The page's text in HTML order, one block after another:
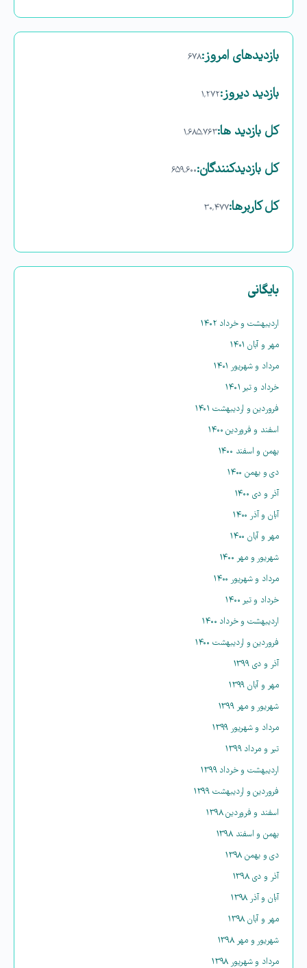
بازدیدهای امروز:۶۷۸
بازدید دیروز:۱,۲۷۲
کل بازدید ها:۱,۶۸۵,۷۶۳
کل بازدیدکنند‌گان:۶۵۹,۶۰۰
کل کاربرها:۳۰,۴۷۷
بایگانی
اردیبهشت و خرداد ۱۴۰۲
مهر و آبان ۱۴۰۱
مرداد و شهریور ۱۴۰۱
خرداد و تیر ۱۴۰۱
فروردین و اردیبهشت ۱۴۰۱
اسفند و فروردین ۱۴۰۰
بهمن و اسفند ۱۴۰۰
دی و بهمن ۱۴۰۰
آذر و دی ۱۴۰۰
آبان و آذر ۱۴۰۰
مهر و آبان ۱۴۰۰
شهریور و مهر ۱۴۰۰
مرداد و شهریور ۱۴۰۰
خرداد و تیر ۱۴۰۰
اردیبهشت و خرداد ۱۴۰۰
فروردین و اردیبهشت ۱۴۰۰
آذر و دی ۱۳۹۹
مهر و آبان ۱۳۹۹
شهریور و مهر ۱۳۹۹
مرداد و شهریور ۱۳۹۹
تیر و مرداد ۱۳۹۹
اردیبهشت و خرداد ۱۳۹۹
فروردین و اردیبهشت ۱۳۹۹
اسفند و فروردین ۱۳۹۸
بهمن و اسفند ۱۳۹۸
دی و بهمن ۱۳۹۸
آذر و دی ۱۳۹۸
آبان و آذر ۱۳۹۸
مهر و آبان ۱۳۹۸
شهریور و مهر ۱۳۹۸
مرداد و شهریور ۱۳۹۸